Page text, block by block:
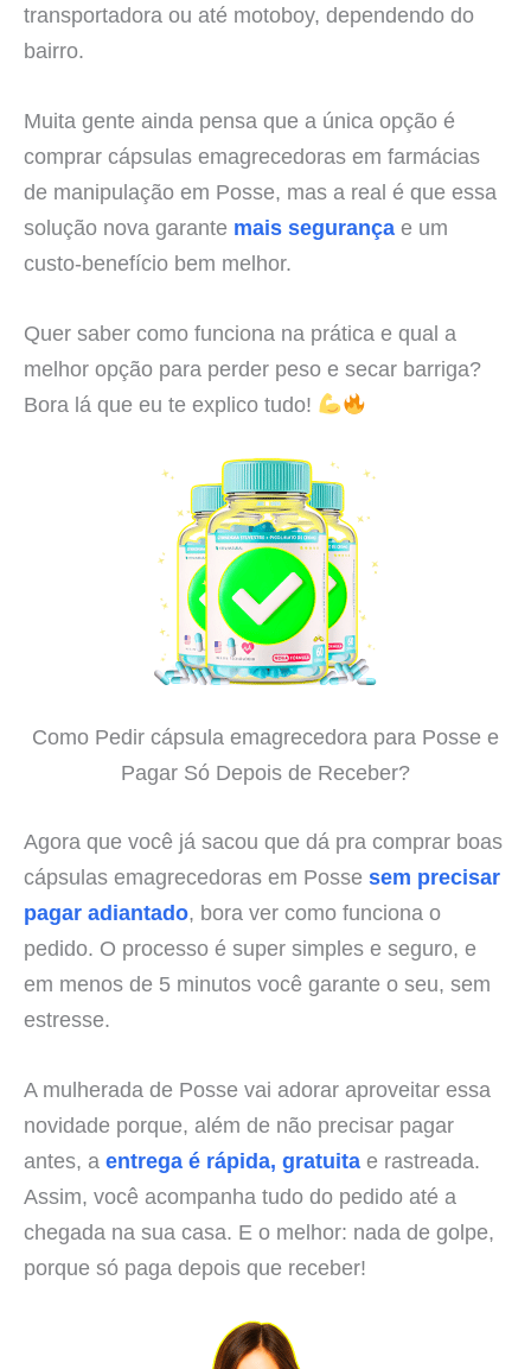
transportadora ou até motoboy, dependendo do
bairro.
Muita gente ainda pensa que a única opção é
comprar cápsulas emagrecedoras em farmácias
de manipulação em Posse, mas a real é que essa
solução nova garante mais segurança e um
custo-benefício bem melhor.
Quer saber como funciona na prática e qual a
melhor opção para perder peso e secar barriga?
Bora lá que eu te explico tudo!
Como Pedir cápsula emagrecedora para Posse e
Pagar Só Depois de Receber?
Agora que você já sacou que dá pra comprar boas
cápsulas emagrecedoras em Posse sem precisar
pagar adiantado, bora ver como funciona o
pedido. O processo é super simples e seguro, e
em menos de 5 minutos você garante o seu, sem
estresse.
A mulherada de Posse vai adorar aproveitar essa
novidade porque, além de não precisar pagar
antes, a entrega é rápida, gratuita e rastreada.
Assim, você acompanha tudo do pedido até a
chegada na sua casa. E o melhor: nada de golpe,
porque só paga depois que receber!